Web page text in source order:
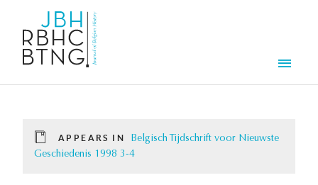
APPEARS IN
Belgisch Tijdschrift voor Nieuwste
Geschiedenis 1998 3-4